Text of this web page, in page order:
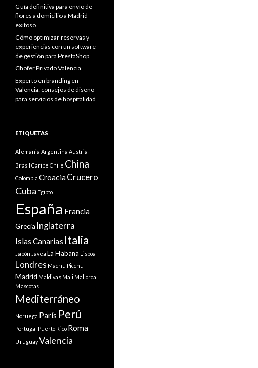
Guía definitiva para envío de
flores a domicilio a Madrid
exitoso
Cómo optimizar reservas y
experiencias con un software
de gestión para PrestaShop
Chofer Privado Valencia
Experto en branding en
Valencia: consejos de diseño
para servicios de hospitalidad
ETIQUETAS
Alemania Argentina Austria
Brasil Caribe Chile China
Colombia CroaciaCrucero
Cuba Egipto
España Francia
Grecia Inglaterra
Islas Canarias Italia
Japón Javea La Habana Lisboa
Londres Machu Picchu
Madrid Maldivas Mali Mallorca
Mascotas
Mediterráneo
Noruega París Perú
Portugal Puerto Rico Roma
UruguayValencia